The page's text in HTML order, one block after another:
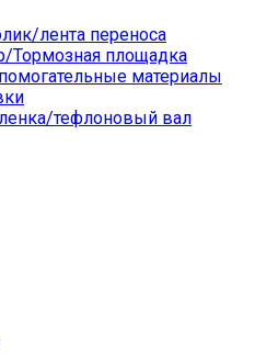
лента переноса
Тормозная площадка
материалы
тефлоновый вал